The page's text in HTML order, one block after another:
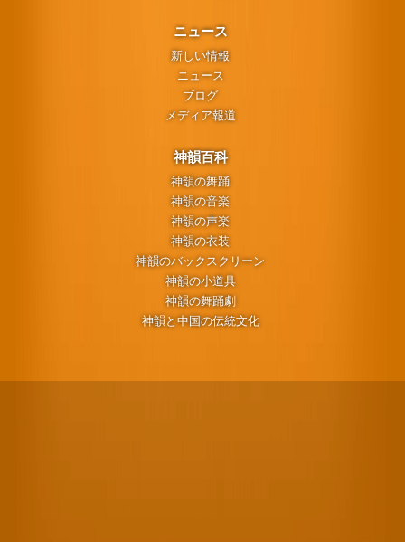
ニュース
新しい情報
ニュース
ブログ
メディア報道
神韻百科
神韻の舞踊
神韻の音楽
神韻の声楽
神韻の衣装
神韻のバックスクリーン
神韻の小道具
神韻の舞踊劇
神韻と中国の伝統文化